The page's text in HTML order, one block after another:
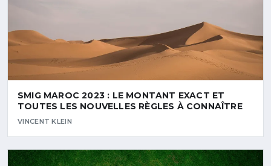
SMIG MAROC 2023 : LE MONTANT EXACT ET
TOUTES LES NOUVELLES RÈGLES À CONNAÎTRE
VINCENT KLEIN